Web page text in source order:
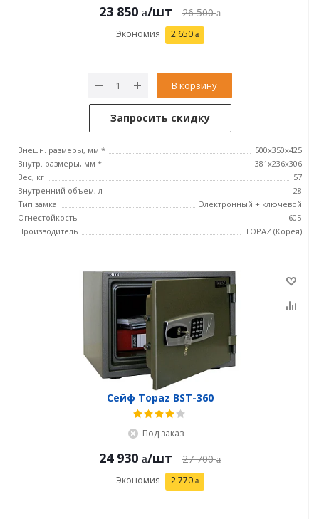
23 850 /шт 26 500
Экономия 2 650
В корзину
Запросить скидку
Внешн. размеры, мм *
500x350x425
Внутр. размеры, мм *
381x236x306
Вес, кг
57
Внутренний объем, л
28
Тип замка
Электронный + ключевой
Огнестойкость
60Б
Производитель
TOPAZ (Корея)
Сейф Topaz BST-360
Под заказ
24 930 /шт 27 700
Экономия 2 770